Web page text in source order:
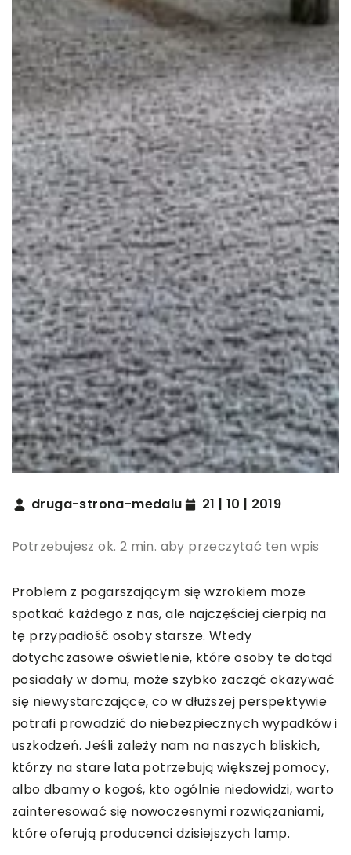
druga-strona-medalu 21 | 10 | 2019
Potrzebujesz ok. 2 min. aby przeczytać ten wpis
Problem z pogarszającym się wzrokiem może
spotkać każdego z nas, ale najczęściej cierpią na
tę przypadłość osoby starsze. Wtedy
dotychczasowe oświetlenie, które osoby te dotąd
posiadały w domu, może szybko zacząć okazywać
się niewystarczające, co w dłuższej perspektywie
potrafi prowadzić do niebezpiecznych wypadków i
uszkodzeń. Jeśli zależy nam na naszych bliskich,
którzy na stare lata potrzebują większej pomocy,
albo dbamy o kogoś, kto ogólnie niedowidzi, warto
zainteresować się nowoczesnymi rozwiązaniami,
które oferują producenci dzisiejszych lamp.